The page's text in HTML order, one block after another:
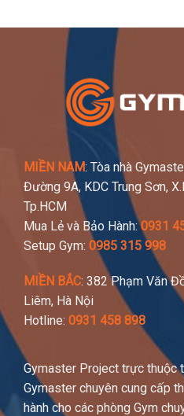
MIỀN NAM: Tòa nhà
Đường 9A, KDC Trung Sơn,
Tp.HCM
Mua Lẻ và Bảo Hành:0931
Setup Gym: 0985 315 998
MIỀN BẮC: 382 Phạm Văn
Liêm, Hà Nội
Hotline: 0931 458 898
Gymaster Project trực thuộc
Gymaster chuyên cung cấp
hành cho các phòng Gym